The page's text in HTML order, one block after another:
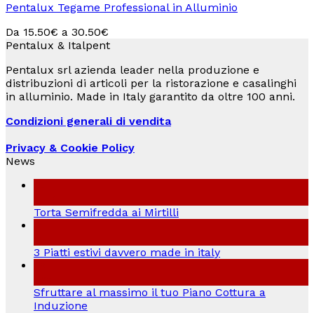
Pentalux Tegame Professional in Alluminio
Da 15.50€ a 30.50€
Pentalux & Italpent
Pentalux srl azienda leader nella produzione e
distribuzioni di articoli per la ristorazione e casalinghi
in alluminio. Made in Italy garantito da oltre 100 anni.
Condizioni generali di vendita
Privacy & Cookie Policy
News
Torta Semifredda ai Mirtilli
3 Piatti estivi davvero made in italy
Sfruttare al massimo il tuo Piano Cottura a
Induzione